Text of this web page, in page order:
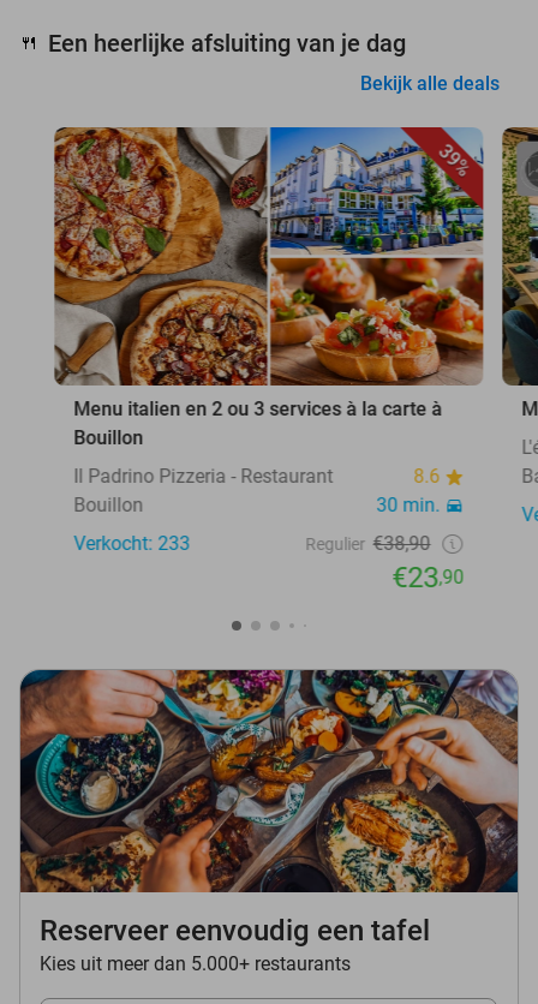
🍴 Een heerlijke afsluiting van je dag
Bekijk alle deals
39%
Menu italien en 2 ou 3 services à la carte à
Bouillon
Il Padrino Pizzeria - Restaurant
8.6
Bouillon
30 min.
Verkocht: 233
Regulier €38,90
€23,90
Reserveer eenvoudig een tafel
Kies uit meer dan 5.000+ restaurants